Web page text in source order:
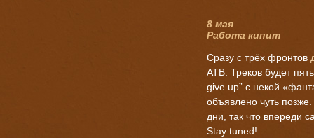
8 мая
Работа кипит
Сразу с трёх фронтов
ATB. Треков будет
give up” с некой
объявлено чуть
дни, так что впереди
Stay tuned!